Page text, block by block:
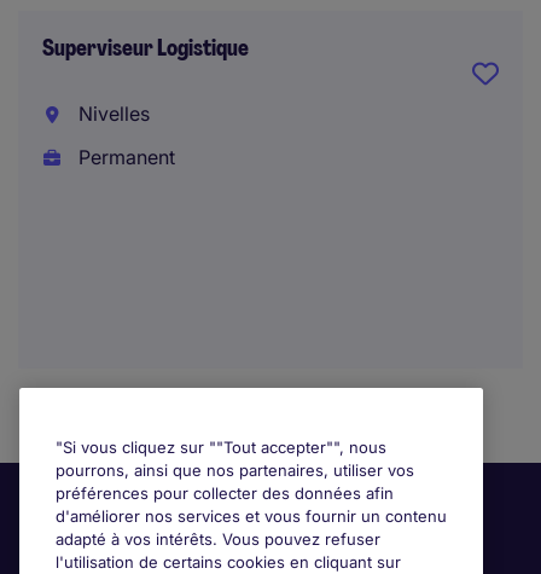
Superviseur Logistique
Nivelles
Permanent
"Si vous cliquez sur ""Tout accepter"", nous
pourrons, ainsi que nos partenaires, utiliser vos
préférences pour collecter des données afin
d'améliorer nos services et vous fournir un contenu
adapté à vos intérêts. Vous pouvez refuser
l'utilisation de certains cookies en cliquant sur